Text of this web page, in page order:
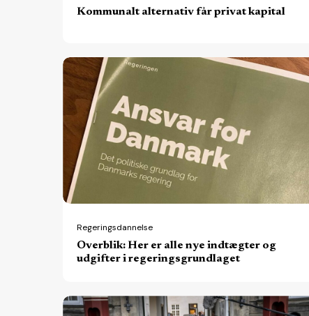
Kommunalt alternativ får privat kapital
Overblik:
Her
alle
nye
indtægter
og
udgifter
regeringsgrundlaget
Regeringsdannelse
Overblik: Her er alle nye indtægter og
udgifter i regeringsgrundlaget
Fem